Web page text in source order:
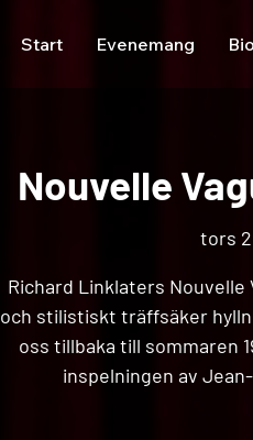
Start Evenemang
Nouvelle
tors
Richard Linklaters Nouvelle
och stilistiskt träffsäker
oss tillbaka till sommaren
inspelningen av